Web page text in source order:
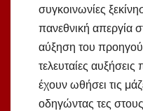
συγκοινωνίες
πανεθνική απεργία
αύξηση του
τελευταίες
έχουν ωθήσει τις
οδηγώντας τες